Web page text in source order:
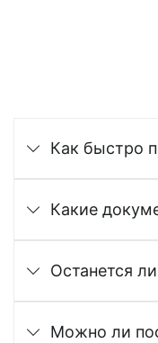
Как быстро
Какие
Останется
Можно ли